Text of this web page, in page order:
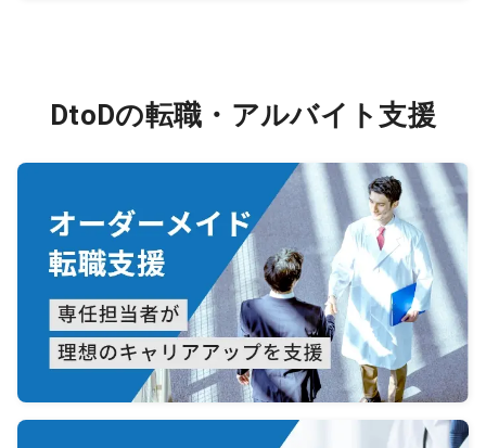
DtoDの転職・アルバイト支援